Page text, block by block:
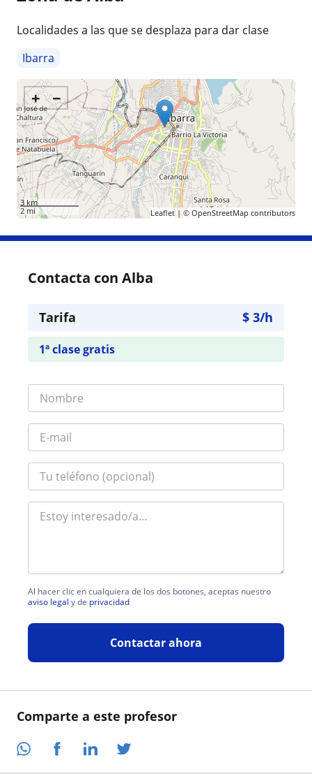
Comparte a este profesor
Localidades a las que se desplaza para dar clase
Ibarra
+ −
3 km
2 mi
Leaflet| © OpenStreetMap contributors
Contacta con Alba
Tarifa $ 3/h
1ª clase gratis
Al hacer clic en cualquiera de los dos botones, aceptas nuestro
aviso legal y de privacidad
Contactar ahora